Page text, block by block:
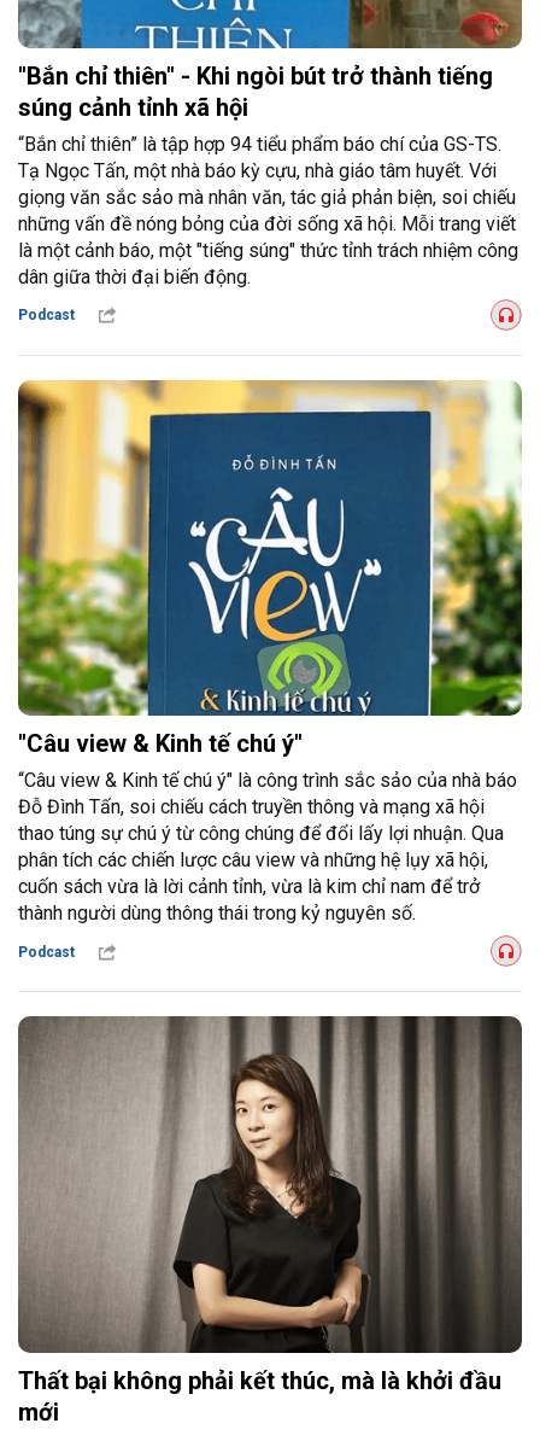
"Bắn chỉ thiên" - Khi ngòi bút trở thành tiếng
súng cảnh tỉnh xã hội
“Bắn chỉ thiên” là tập hợp 94 tiểu phẩm báo chí của GS-TS.
Tạ Ngọc Tấn, một nhà báo kỳ cựu, nhà giáo tâm huyết. Với
giọng văn sắc sảo mà nhân văn, tác giả phản biện, soi chiếu
những vấn đề nóng bỏng của đời sống xã hội. Mỗi trang viết
là một cảnh báo, một "tiếng súng" thức tỉnh trách nhiệm công
dân giữa thời đại biến động.
Podcast
"Câu view & Kinh tế chú ý"
“Câu view & Kinh tế chú ý" là công trình sắc sảo của nhà báo
Đỗ Đình Tấn, soi chiếu cách truyền thông và mạng xã hội
thao túng sự chú ý từ công chúng để đổi lấy lợi nhuận. Qua
phân tích các chiến lược câu view và những hệ lụy xã hội,
cuốn sách vừa là lời cảnh tỉnh, vừa là kim chỉ nam để trở
thành người dùng thông thái trong kỷ nguyên số.
Podcast
Thất bại không phải kết thúc, mà là khởi đầu
mới